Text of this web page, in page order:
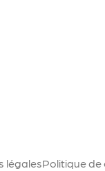
légalesPolitique de